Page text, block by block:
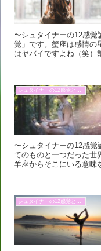
〜シュタイナーの12感覚
覚」です。蟹座は感情の
はヤバイですよね（笑）
の声が振動として聴こ
シュタイナーの12感覚と12星座
〜シュタイナーの12感覚
てのものと一つだった世
羊座からそこにいる意味
る感覚は「思考感覚」